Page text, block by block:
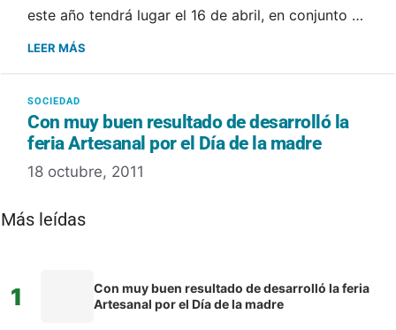
este año tendrá lugar el 16 de abril, en conjunto …
LEER MÁS
Con muy buen resultado de desarrolló la
feria Artesanal por el Día de la madre
18 octubre, 2011
Más leídas
1
Con muy buen resultado de desarrolló la feria
Artesanal por el Día de la madre